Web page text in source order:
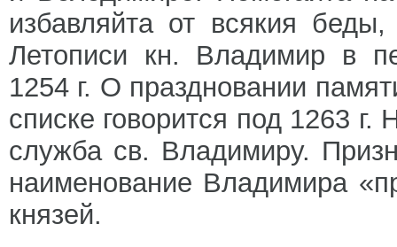
избавляйта от всякия
Летописи кн. Владимир в
1254 г. О праздновании
списке говорится под 1263
служба св. Владимиру.
наименование Владимира
князей.